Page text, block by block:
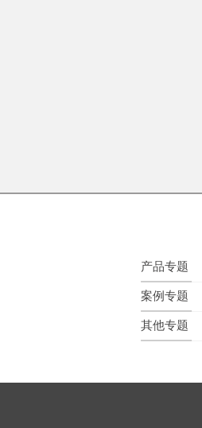
产品专题
案例专题
其他专题